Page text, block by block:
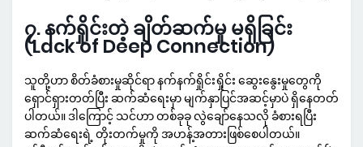
၇. နက်ရှိုင်းတဲ့ ချိတ်ဆက်မှု မရှိခြင်း
(Lack of Deep Connection)
သူတို့ဟာ စိတ်ခံစားမှုဆိုင်ရာ နက်နက်ရှိုင်းရှိုင်း ဆွေးနွေးမှုတွေကို
ရှောင်ရှားတတ်ပြီး ဆက်ဆံရေးမှာ မျက်နှာပြင်အဆင့်မှာပဲ ရှိနေတတ်
ပါတယ်။ ဒါကြောင့် သင်ဟာ တစ်ခုခု လွဲချော်နေသလို ခံစားရပြီး
ဆက်ဆံရေးရဲ့ တိုးတက်မှုကို အဟန့်အတားဖြစ်စေပါတယ်။